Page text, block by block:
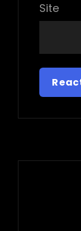
Site